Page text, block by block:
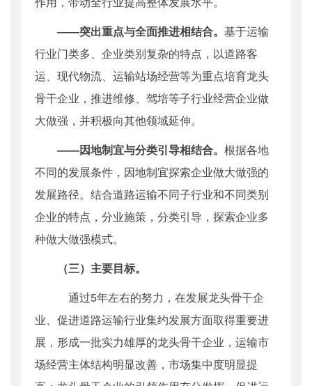
——突出重点与全面推进相结合。 基于运输
行业门类多、企业类别复杂的特点，以道路客
运、现代物流、运输站场经营等为重点培育龙头
骨干企业，推进维修、驾培等子行业经营企业做
大做强，并积极向其他领域延伸。
——因地制宜与分类引导相结合。 根据各地
不同的发展条件，因地制宜探索企业做大做强的
发展路径。结合道路运输不同子行业和不同类别
企业的特点，分业施策，分类引导，探索企业多
种做大做强模式。
（三）主要目标。
通过5年左右的努力，在发展龙头骨干企
业、促进道路运输行业集约发展方面取得重要进
展，形成一批实力雄厚的龙头骨干企业，运输市
场经营主体结构明显改善，市场集中度明显提